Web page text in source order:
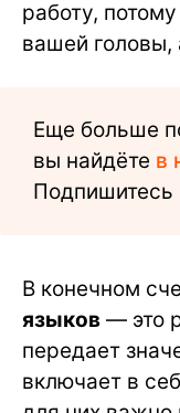
работу,
вашей головы,
Еще больше
вы найдёте в
Подпишитесь
В конечном
языков — это
передает
включает в